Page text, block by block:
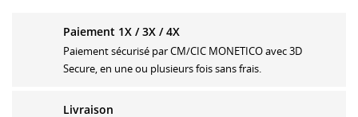
Paiement 1X / 3X / 4X
Paiement sécurisé par CM/CIC MONETICO avec 3D
Secure, en une ou plusieurs fois sans frais.
Livraison